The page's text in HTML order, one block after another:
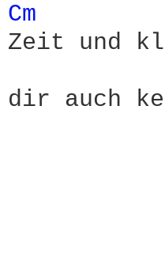
Cm
Zeit und
auch